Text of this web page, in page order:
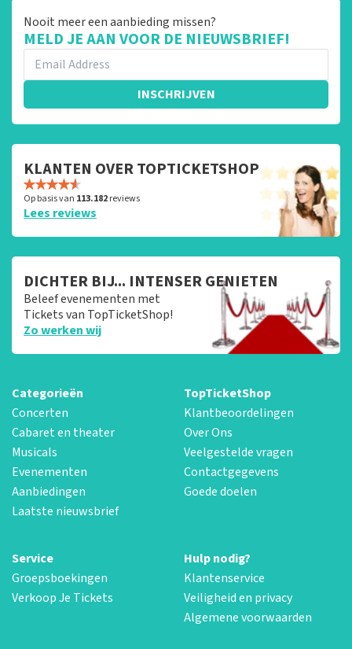
Nooit meer een aanbieding missen?
MELD JE AAN VOOR DE NIEUWSBRIEF!
INSCHRIJVEN
KLANTEN OVER TOPTICKETSHOP
Op basis van 113.182reviews
Lees reviews
DICHTER BIJ... INTENSER GENIETEN
Beleef evenementen met
Tickets van TopTicketShop!
Zo werken wij
Categorieën
Concerten
Cabaret en theater
Musicals
Evenementen
Aanbiedingen
Laatste nieuwsbrief
TopTicketShop
Klantbeoordelingen
Over Ons
Veelgestelde vragen
Contactgegevens
Goede doelen
Service
Groepsboekingen
Verkoop Je Tickets
Hulp nodig?
Klantenservice
Veiligheid en privacy
Algemene voorwaarden